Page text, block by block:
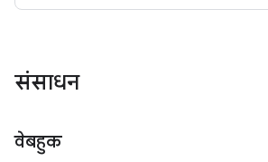
संसाधन
वेबहुक